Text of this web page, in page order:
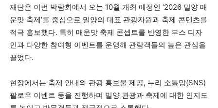
재단은 이번 박람회에서 오는 10월 개최 예정인 ‘2026 밀양 매
운맛 축제’를 중심으로 밀양의 대표 관광자원과 축제 콘텐츠를
적극 홍보했다. 특히 매운맛 축제 콘셉트를 반영한 부스 디자
인과 다양한 참여형 이벤트를 운영해 관람객들의 높은 관심을
끌었다.
현장에서는 축제 안내와 관광 홍보물 제공, 누리 소통망(SNS)
팔로우 이벤트 등을 진행하며 밀양 관광과 축제에 대한 인지도